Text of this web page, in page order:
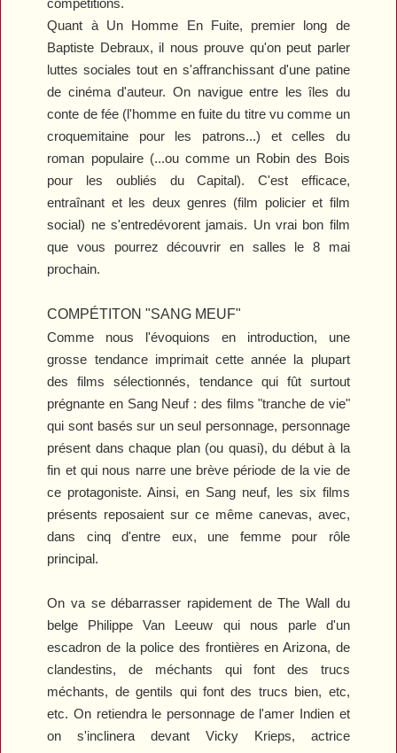
Quant à Un Homme En Fuite, premier long de
Baptiste Debraux, il nous prouve qu'on peut parler
luttes sociales tout en s'affranchissant d'une patine
de cinéma d'auteur. On navigue entre les îles du
conte de fée (l'homme en fuite du titre vu comme un
croquemitaine pour les patrons...) et celles du
roman populaire (...ou comme un Robin des Bois
pour les oubliés du Capital). C'est efficace,
entraînant et les deux genres (film policier et film
social) ne s'entredévorent jamais. Un vrai bon film
que vous pourrez découvrir en salles le 8 mai
prochain.
COMPÉTITON "SANG MEUF"
Comme nous l'évoquions en introduction, une
grosse tendance imprimait cette année la plupart
des films sélectionnés, tendance qui fût surtout
prégnante en Sang Neuf : des films "tranche de vie"
qui sont basés sur un seul personnage, personnage
présent dans chaque plan (ou quasi), du début à la
fin et qui nous narre une brève période de la vie de
ce protagoniste. Ainsi, en Sang neuf, les six films
présents reposaient sur ce même canevas, avec,
dans cinq d'entre eux, une femme pour rôle
principal.
On va se débarrasser rapidement deThe Walldu
belge Philippe Van Leeuw qui nous parle d'un
escadron de la police des frontières en Arizona, de
clandestins, de méchants qui font des trucs
méchants, de gentils qui font des trucs bien, etc,
etc. On retiendra le personnage de l'amer Indien et
on s'inclinera devant Vicky Krieps, actrice